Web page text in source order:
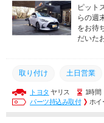
タイヤ 交換
ピット
らの週
をお待
だいた
取り付け 土日営業
トヨタ ヤリス 1時間
パーツ持込み取付
ホイ